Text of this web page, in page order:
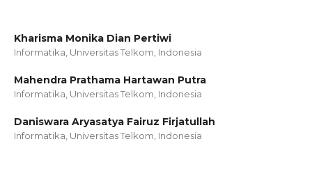
Kharisma Monika Dian Pertiwi
Informatika, Universitas Telkom, Indonesia
Mahendra Prathama Hartawan Putra
Informatika, Universitas Telkom, Indonesia
Daniswara Aryasatya Fairuz Firjatullah
Informatika, Universitas Telkom, Indonesia